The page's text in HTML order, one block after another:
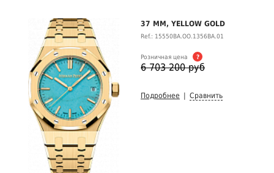
37 MM, YELLOW GOLD
Ref.: 15550BA.OO.1356BA.01
Розничная цена ?
6 703 200 руб
Подробнее Сравнить